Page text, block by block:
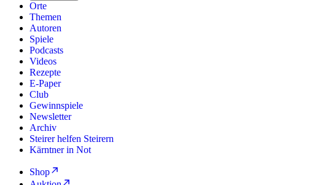
Orte
Themen
Autoren
Spiele
Podcasts
Videos
Rezepte
E-Paper
Club
Gewinnspiele
Newsletter
Archiv
Steirer helfen Steirern
Kärntner in Not
Shop